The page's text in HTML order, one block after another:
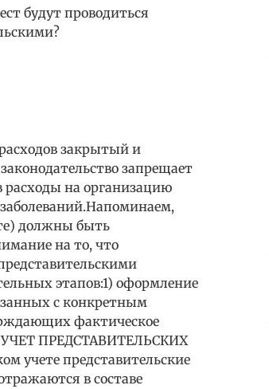
будут проводиться
закрытый и
запрещает
расходы на организацию
должны быть
на то, что
этапов:1) оформление
с конкретным
фактическое
УЧЕТ ПРЕДСТАВИТЕЛЬСКИХ
учете представительские
в составе